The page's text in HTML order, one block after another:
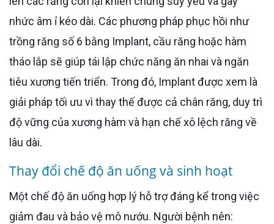
nhức âm ỉ kéo dài. Các phương pháp phục hồi như
trồng răng số 6 bằng Implant, cầu răng hoặc hàm
tháo lắp sẽ giúp tái lập chức năng ăn nhai và ngăn
tiêu xương tiến triển. Trong đó, Implant được xem là
giải pháp tối ưu vì thay thế được cả chân răng, duy trì
độ vững của xương hàm và hạn chế xô lệch răng về
lâu dài.
Thay đổi chế độ ăn uống và sinh hoạt
Một chế độ ăn uống hợp lý hỗ trợ đáng kể trong việc
giảm đau và bảo vệ mô nướu. Người bệnh nên: